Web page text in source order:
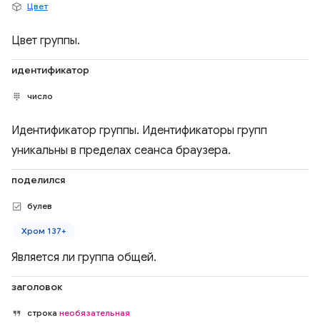
Цвет
Цвет группы.
идентификатор
число
Идентификатор группы. Идентификаторы групп
уникальны в пределах сеанса браузера.
поделился
булев
Хром 137+
Является ли группа общей.
заголовок
строка необязательная